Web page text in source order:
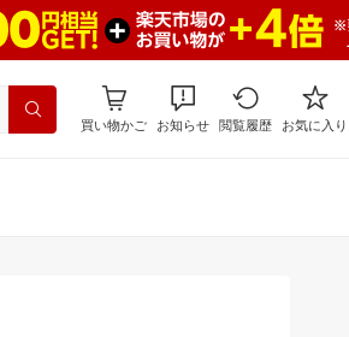
買い物かご お知らせ 閲覧履歴 お気に入り